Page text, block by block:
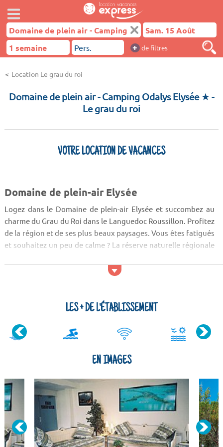
+ de filtres
Location Le grau du roi
Domaine de plein air - Camping Odalys Elysée ★-
Le grau du roi
VOTRE LOCATION DE VACANCES
Domaine de plein-air Elysée
Logez dans le Domaine de plein-air Elysée et succombez au
charme du Grau du Roi dans le Languedoc Roussillon. Profitez
de la région et de ses plus beaux paysages. Vous êtes fatigués
et souhaitez un peu de calme ? La réserve naturelle régionale
Pour vous distraire, vous pourrez aller au parc aquatique, aux
LES + DE L'ÉTABLISSEMENT
EN IMAGES